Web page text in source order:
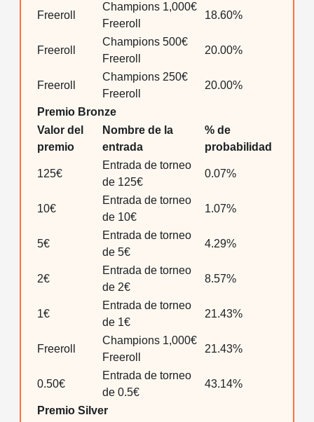
Freeroll
Champions 1,000€
Freeroll
18.60%
Freeroll
Champions 500€
Freeroll
20.00%
Freeroll
Champions 250€
Freeroll
20.00%
Premio Bronze
Valor del
premio
Nombre de la
entrada
% de
probabilidad
125€
Entrada de torneo
de 125€
0.07%
10€
Entrada de torneo
de 10€
1.07%
5€
Entrada de torneo
de 5€
4.29%
2€
Entrada de torneo
de 2€
8.57%
1€
Entrada de torneo
de 1€
21.43%
Freeroll
Champions 1,000€
Freeroll
21.43%
0.50€
Entrada de torneo
de 0.5€
43.14%
Premio Silver